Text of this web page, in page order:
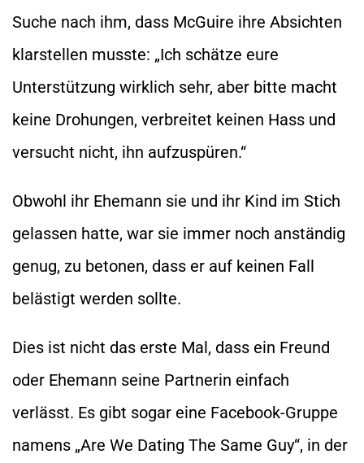
Suche nach ihm, dass McGuire ihre Absichten
klarstellen musste: „Ich schätze eure
Unterstützung wirklich sehr, aber bitte macht
keine Drohungen, verbreitet keinen Hass und
versucht nicht, ihn aufzuspüren.“
Obwohl ihr Ehemann sie und ihr Kind im Stich
gelassen hatte, war sie immer noch anständig
genug, zu betonen, dass er auf keinen Fall
belästigt werden sollte.
Dies ist nicht das erste Mal, dass ein Freund
oder Ehemann seine Partnerin einfach
verlässt. Es gibt sogar eine Facebook-Gruppe
namens „Are We Dating The Same Guy“, in der